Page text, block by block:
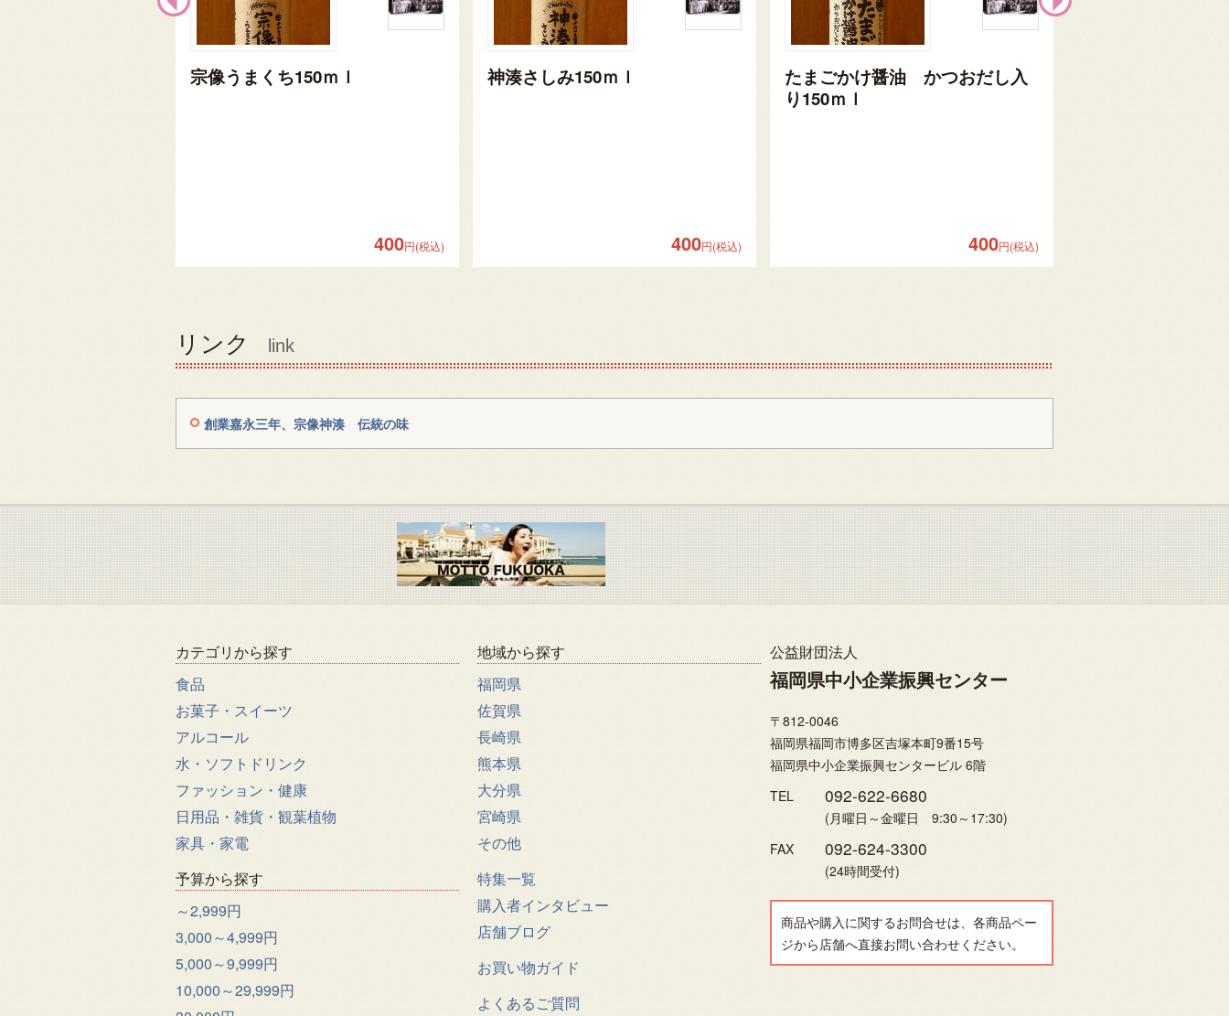
宗像うまくち150ｍｌ
400円(税込)
神湊さしみ150ｍｌ
400円(税込)
たまごかけ醤油 かつおだし入
り150ｍｌ
400円(税込)
リンク link
創業嘉永三年、宗像神湊 伝統の味
カテゴリから探す
食品
お菓子・スイーツ
アルコール
水・ソフトドリンク
ファッション・健康
日用品・雑貨・観葉植物
家具・家電
予算から探す
～2,999円
3,000～4,999円
5,000～9,999円
10,000～29,999円
地域から探す
福岡県
佐賀県
長崎県
熊本県
大分県
宮崎県
その他
特集一覧
購入者インタビュー
店舗ブログ
お買い物ガイド
よくあるご質問
公益財団法人
福岡県中小企業振興センター
〒812-0046
福岡県福岡市博多区吉塚本町9番15号
福岡県中小企業振興センタービル 6階
TEL
092-622-6680
(月曜日～金曜日 9:30～17:30)
FAX
092-624-3300
(24時間受付)
商品や購入に関するお問合せは、各商品ペー
ジから店舗へ直接お問い合わせください。